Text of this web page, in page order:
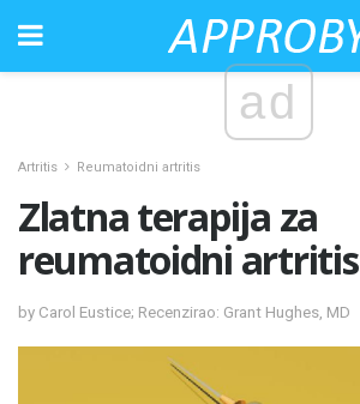
ad
Artritis Reumatoidni artritis
Zlatna terapija za
reumatoidni artritis
by Carol Eustice; Recenzirao: Grant Hughes, MD